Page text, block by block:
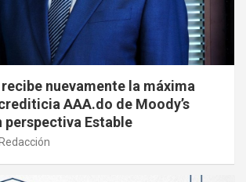
nuevamente la máxima
AAA.do de Moody’s
perspectiva Estable
Redacción